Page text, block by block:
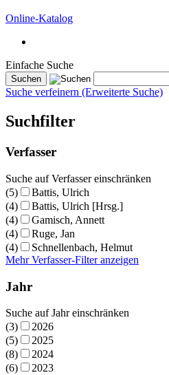
Online-Katalog
Einfache Suche
Suche verfeinern (Erweiterte Suche)
Suchfilter
Verfasser
Suche auf Verfasser einschränken
(5)
Battis, Ulrich
(4)
Battis, Ulrich [Hrsg.]
(4)
Gamisch, Annett
(4)
Ruge, Jan
(4)
Schnellenbach, Helmut
Mehr Verfasser-Filter anzeigen
Jahr
Suche auf Jahr einschränken
(3)
2026
(5)
2025
(8)
2024
(6)
2023